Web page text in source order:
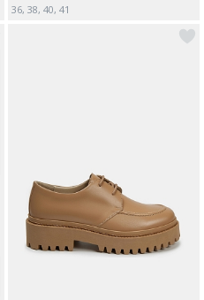
36, 38, 40, 41